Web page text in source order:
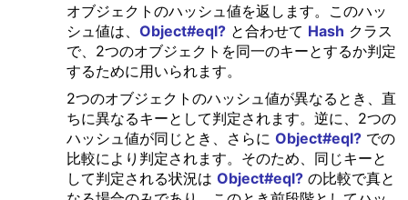
オブジェクトのハッシュ値を返します。このハッ
シュ値は、 Object#eql?と合わせて Hash クラス
で、2つのオブジェクトを同一のキーとするか判定
するために用いられます。
2つのオブジェクトのハッシュ値が異なるとき、直
ちに異なるキーとして判定されます。逆に、2つの
ハッシュ値が同じとき、さらに Object#eql?での
比較により判定されます。そのため、同じキーと
して判定される状況は Object#eql?の比較で真と